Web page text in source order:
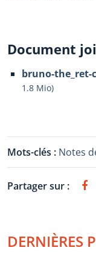
Document
bruno-the_ret-
1.8 Mio)
Mots-clés : Notes
Partager sur :
DERNIÈRES